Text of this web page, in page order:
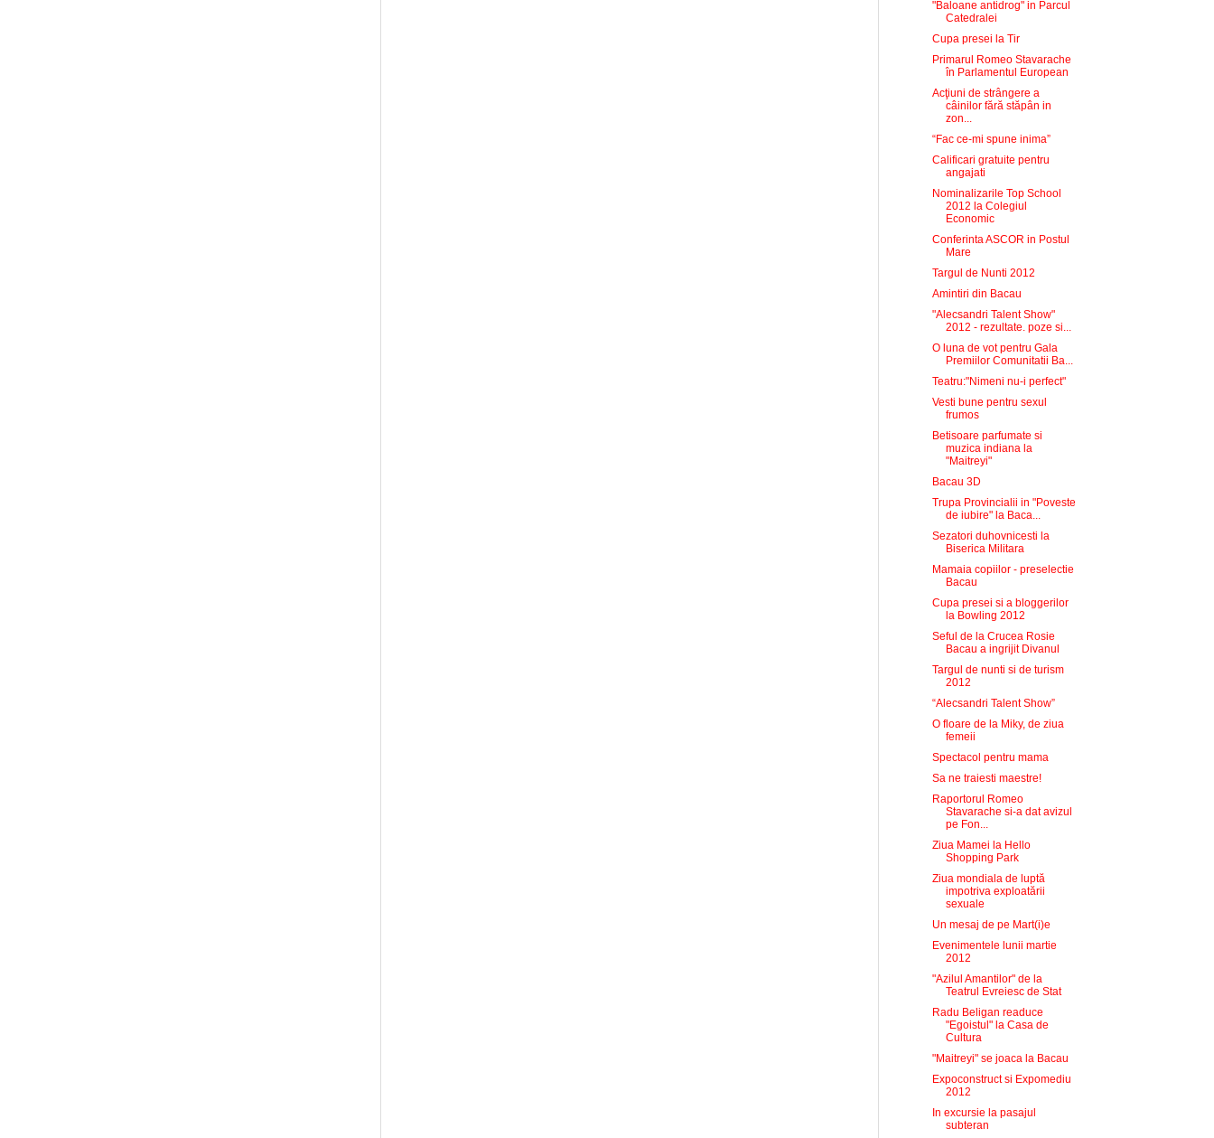
"Baloane antidrog" in Parcul
Catedralei
Cupa presei la Tir
Primarul Romeo Stavarache
în Parlamentul European
Acţiuni de strângere a
câinilor fără stăpân in
zon...
“Fac ce-mi spune inima”
Calificari gratuite pentru
angajati
Nominalizarile Top School
2012 la Colegiul
Economic
Conferinta ASCOR in Postul
Mare
Targul de Nunti 2012
Amintiri din Bacau
"Alecsandri Talent Show"
2012 - rezultate. poze si...
O luna de vot pentru Gala
Premiilor Comunitatii Ba...
Teatru:"Nimeni nu-i perfect"
Vesti bune pentru sexul
frumos
Betisoare parfumate si
muzica indiana la
"Maitreyi"
Bacau 3D
Trupa Provincialii in "Poveste
de iubire" la Baca...
Sezatori duhovnicesti la
Biserica Militara
Mamaia copiilor - preselectie
Bacau
Cupa presei si a bloggerilor
la Bowling 2012
Seful de la Crucea Rosie
Bacau a ingrijit Divanul
Targul de nunti si de turism
2012
“Alecsandri Talent Show”
O floare de la Miky, de ziua
femeii
Spectacol pentru mama
Sa ne traiesti maestre!
Raportorul Romeo
Stavarache si-a dat avizul
pe Fon...
Ziua Mamei la Hello
Shopping Park
Ziua mondiala de luptă
impotriva exploatării
sexuale
Un mesaj de pe Mart(i)e
Evenimentele lunii martie
2012
"Azilul Amantilor" de la
Teatrul Evreiesc de Stat
Radu Beligan readuce
"Egoistul" la Casa de
Cultura
"Maitreyi" se joaca la Bacau
Expoconstruct si Expomediu
2012
In excursie la pasajul
subteran